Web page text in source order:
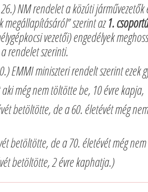
NM rendelet a közúti járművezetők
megállapításáról” szerint az1. csoportú
vezetői) engedélyek
rendelet szerinti.
EMMI miniszteri rendelt szerint ezek
még nem töltötte be, 10 évre kapja,
betöltötte, de a 60. életévét még
betöltötte, de a 70. életévét még
betöltötte, 2 évre kaphatja.)